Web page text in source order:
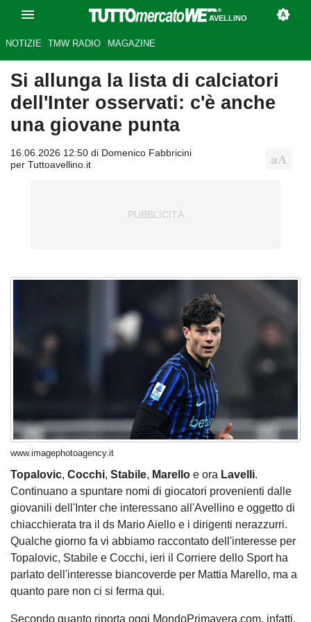
AVELLINO
NOTIZIE TMW RADIO MAGAZINE
Si allunga la lista di calciatori
dell'Inter osservati: c'è anche
una giovane punta
16.06.2026 12:50 di Domenico Fabbricini
per Tuttoavellino.it
www.imagephotoagency.it
Topalovic, Cocchi, Stabile, Marello e ora Lavelli.
Continuano a spuntare nomi di giocatori provenienti dalle
giovanili dell'Inter che interessano all'Avellino e oggetto di
chiacchierata tra il ds Mario Aiello e i dirigenti nerazzurri.
Qualche giorno fa vi abbiamo raccontato dell'interesse per
Topalovic, Stabile e Cocchi, ieri il Corriere dello Sport ha
parlato dell'interesse biancoverde per Mattia Marello, ma a
quanto pare non ci si ferma qui.
Secondo quanto riporta oggi MondoPrimavera.com, infatti,